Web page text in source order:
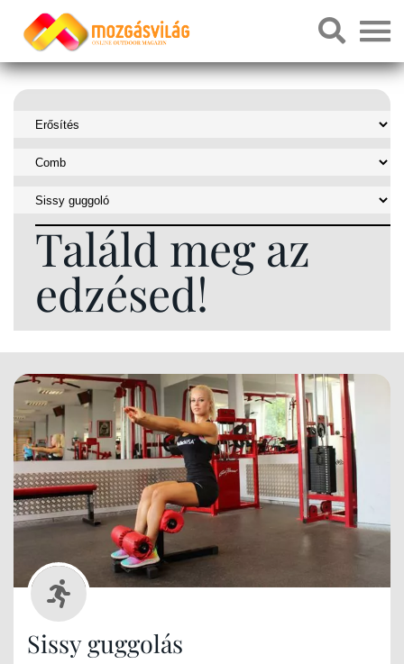
Találd meg az
edzésed!
Sissy guggolás